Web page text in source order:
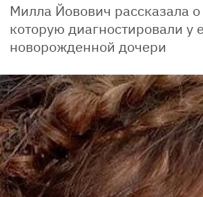
Милла Йовович рассказала
которую диагностировали у
новорожденной дочери